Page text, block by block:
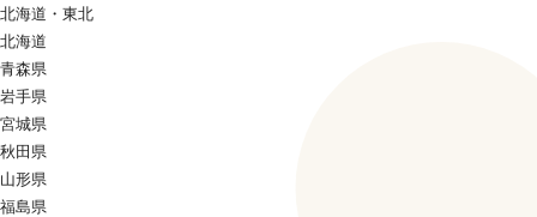
北海道・東北
北海道
青森県
岩手県
宮城県
秋田県
山形県
福島県